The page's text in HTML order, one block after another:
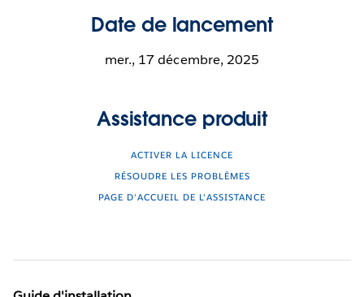
Date de lancement
mer., 17 décembre, 2025
Assistance produit
ACTIVER LA LICENCE
RÉSOUDRE LES PROBLÈMES
PAGE D'ACCUEIL DE L'ASSISTANCE